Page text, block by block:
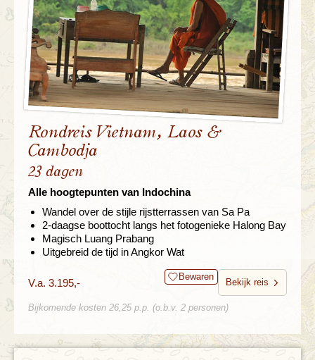
Rondreis Vietnam, Laos &
Cambodja
23 dagen
Alle hoogtepunten van Indochina
Wandel over de stijle rijstterrassen van Sa Pa
2-daagse boottocht langs het fotogenieke Halong Bay
Magisch Luang Prabang
Uitgebreid de tijd in Angkor Wat
V.a. 3.195,- Bewaren
Bekijk reis
Bijkomende kosten 26,25 p.p. (o.b.v. 2 personen)